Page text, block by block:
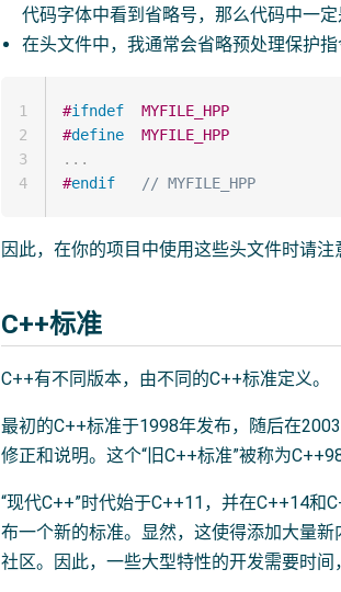
代码字体中看到省略号，那么代码中一
在头文件中，我通常会省略预处理保护
#ifndef
MYFILE_HPP
#define
MYFILE_HPP
. . .
#endif // MYFILE_HPP
1
2
3
4
因此，在你的项目中使用这些头文件时请注
C++标准
C++有不同版本，由不同的C++标准定义。
最初的C++标准于1998年发布，随后在
修正和说明。这个“旧C++标准”被称为
“现代C++”时代始于C++11，并在C++14
布一个新的标准。显然，这使得添加大量
社区。因此，一些大型特性的开发需要时间